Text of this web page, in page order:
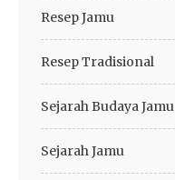
Resep Jamu
Resep Tradisional
Sejarah Budaya Jamu
Sejarah Jamu